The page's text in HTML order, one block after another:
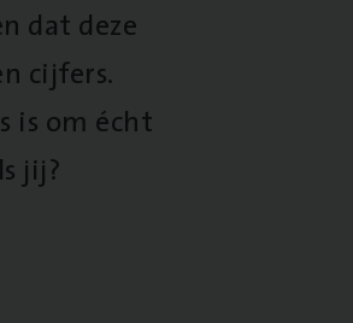
dat deze
cijfers.
is om écht
jij?